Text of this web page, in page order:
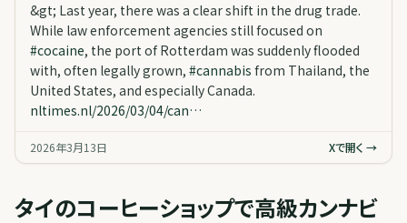
&gt; Last year, there was a clear shift in the drug trade.
While law enforcement agencies still focused on
#cocaine, the port of Rotterdam was suddenly flooded
with, often legally grown, #cannabis from Thailand, the
United States, and especially Canada.
nltimes.nl/2026/03/04/can…
2026年3月13日 Xで開く →
タイのコーヒーショップで高級カンナビ